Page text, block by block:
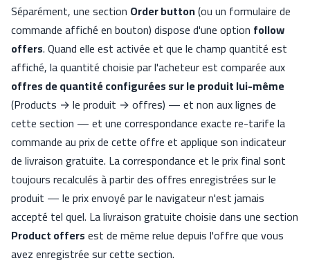
Séparément, une section Order button(ou un formulaire de
commande affiché en bouton) dispose d'une option follow
offers. Quand elle est activée et que le champ quantité est
affiché, la quantité choisie par l'acheteur est comparée aux
offres de quantité configurées sur le produit lui-même
(Products → le produit → offres) — et non aux lignes de
cette section — et une correspondance exacte re-tarife la
commande au prix de cette offre et applique son indicateur
de livraison gratuite. La correspondance et le prix final sont
toujours recalculés à partir des offres enregistrées sur le
produit — le prix envoyé par le navigateur n'est jamais
accepté tel quel. La livraison gratuite choisie dans une section
Product offersest de même relue depuis l'offre que vous
avez enregistrée sur cette section.